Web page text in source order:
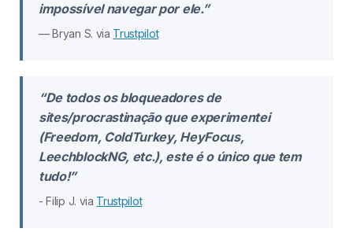
impossível navegar por ele.”
— Bryan S. via Trustpilot
“De todos os bloqueadores de
sites/procrastinação que experimentei
(Freedom, ColdTurkey, HeyFocus,
LeechblockNG, etc.), este é o único que tem
tudo!”
- Filip J. via Trustpilot